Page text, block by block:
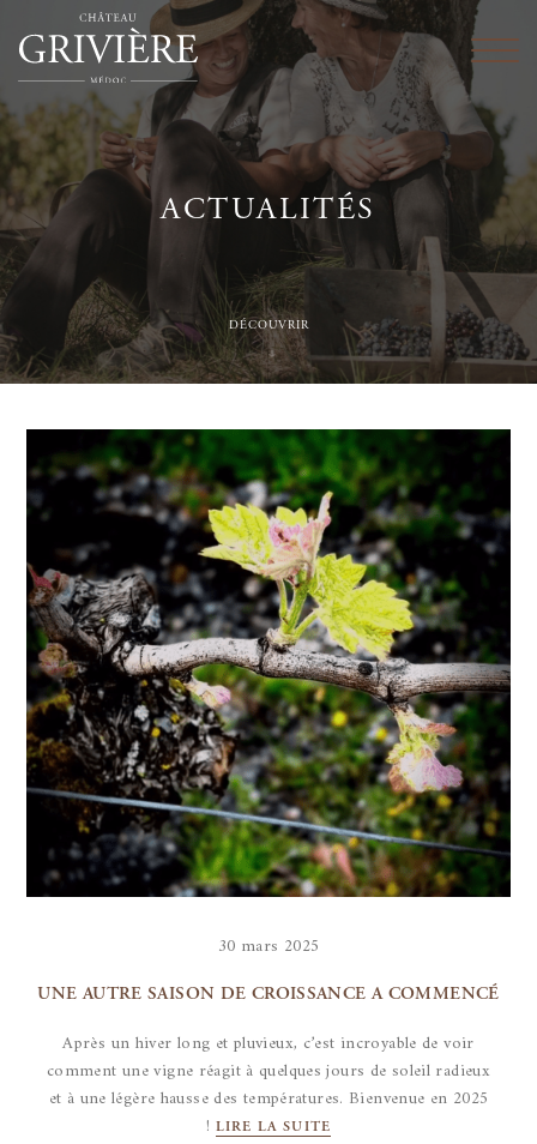
ACTUALITÉS
DÉCOUVRIR
30 mars 2025
UNE AUTRE SAISON DE CROISSANCE A COMMENCÉ
Après un hiver long et pluvieux, c’est incroyable de voir
comment une vigne réagit à quelques jours de soleil radieux
et à une légère hausse des températures. Bienvenue en 2025
! LIRE LA SUITE